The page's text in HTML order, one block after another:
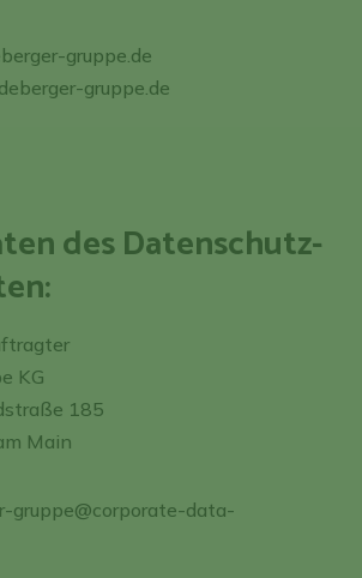
gruppe.de
gruppe.de
des Datenschutz­
KG
185
Main
gruppe@corporate-data-